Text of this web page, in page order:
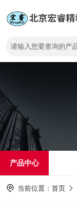
产品中心
当前位置： 首页